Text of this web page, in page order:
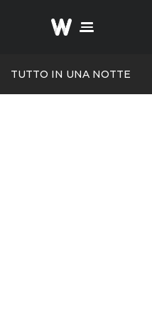
TUTTO IN UNA NOTTE